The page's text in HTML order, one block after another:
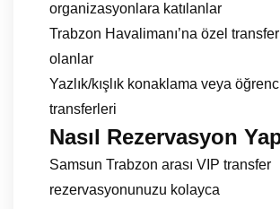
organizasyonlara katılanlar
Trabzon Havalimanı’na özel
olanlar
Yazlık/kışlık konaklama veya
transferleri
Nasıl Rezervasyon
Samsun Trabzon arası VIP transfer
rezervasyonunuzu kolayca